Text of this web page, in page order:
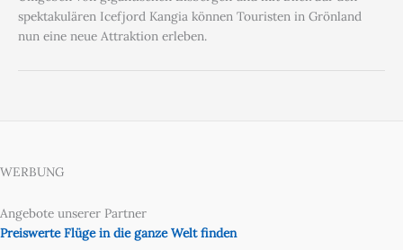
spektakulären Icefjord Kangia können Touristen in Grönland
nun eine neue Attraktion erleben.
WERBUNG
Angebote unserer Partner
Preiswerte Flüge in die ganze Welt finden